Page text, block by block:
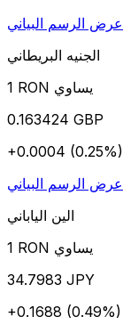
عرض الرسم البياني
الجنيه البريطاني
1 RON يساوي
0.163424 GBP
+0.0004 (0.25%)
عرض الرسم البياني
الين الياباني
1 RON يساوي
34.7983 JPY
+0.1688 (0.49%)